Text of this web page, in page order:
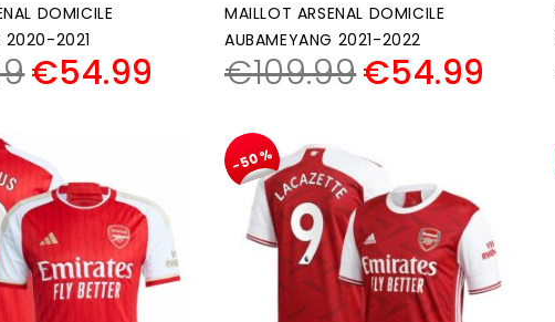
DOMICILE
2020-2021
€54.99
MAILLOT ARSENAL DOMICILE
AUBAMEYANG 2021-2022
€109.99€54.99
-50%